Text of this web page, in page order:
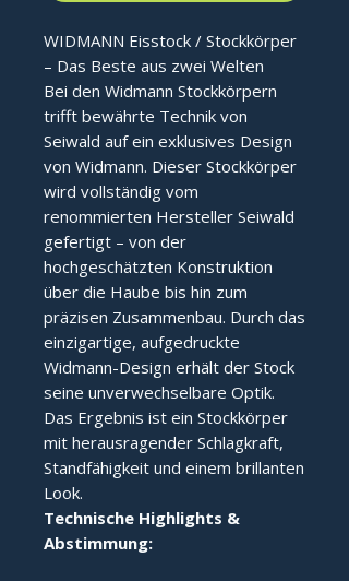
WIDMANN Eisstock / Stockkörper
– Das Beste aus zwei Welten
Bei den Widmann Stockkörpern
trifft bewährte Technik von
Seiwald auf ein exklusives Design
von Widmann. Dieser Stockkörper
wird vollständig vom
renommierten Hersteller Seiwald
gefertigt – von der
hochgeschätzten Konstruktion
über die Haube bis hin zum
präzisen Zusammenbau. Durch das
einzigartige, aufgedruckte
Widmann-Design erhält der Stock
seine unverwechselbare Optik.
Das Ergebnis ist ein Stockkörper
mit herausragender Schlagkraft,
Standfähigkeit und einem brillanten
Look.
Technische Highlights &
Abstimmung: